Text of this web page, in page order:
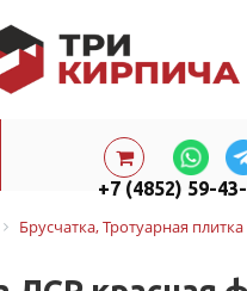
+7 (4852) 59-
Брусчатка, Тротуарная плитка